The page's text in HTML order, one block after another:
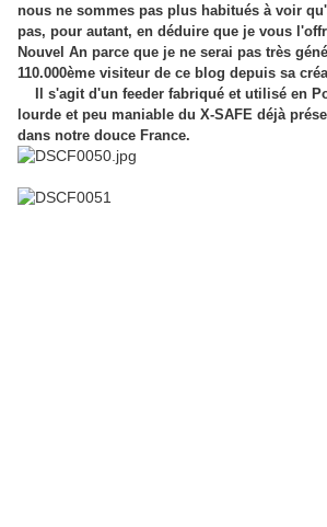
nous ne sommes pas plus habitués à voir
pas, pour autant, en déduire que je vous
Nouvel An parce que je ne serai pas très
110.000ème visiteur de ce blog depuis sa
Il s'agit d'un feeder fabriqué et utilisé en
lourde et peu maniable du X-SAFE déjà
dans notre douce France.